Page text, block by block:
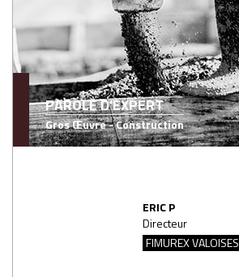
PAROLE D'EXPERT
Gros Œuvre - Construction
ERIC P
Directeur
FIMUREX VALOISES